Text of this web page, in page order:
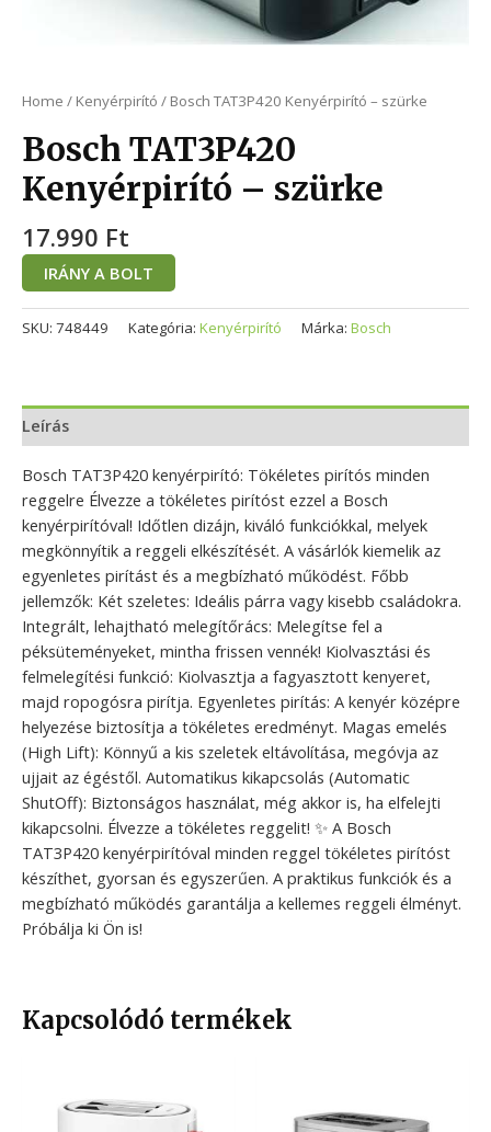
Home / Kenyérpirító / Bosch TAT3P420 Kenyérpirító – szürke
Bosch TAT3P420
Kenyérpirító – szürke
17.990 Ft
IRÁNY A BOLT
SKU: 748449 Kategória: Kenyérpirító Márka: Bosch
Leírás
Bosch TAT3P420 kenyérpirító: Tökéletes pirítós minden
reggelre Élvezze a tökéletes pirítóst ezzel a Bosch
kenyérpirítóval! Időtlen dizájn, kiváló funkciókkal, melyek
megkönnyítik a reggeli elkészítését. A vásárlók kiemelik az
egyenletes pirítást és a megbízható működést. Főbb
jellemzők: Két szeletes: Ideális párra vagy kisebb családokra.
Integrált, lehajtható melegítőrács: Melegítse fel a
péksüteményeket, mintha frissen vennék! Kiolvasztási és
felmelegítési funkció: Kiolvasztja a fagyasztott kenyeret,
majd ropogósra pirítja. Egyenletes pirítás: A kenyér középre
helyezése biztosítja a tökéletes eredményt. Magas emelés
(High Lift): Könnyű a kis szeletek eltávolítása, megóvja az
ujjait az égéstől. Automatikus kikapcsolás (Automatic
ShutOff): Biztonságos használat, még akkor is, ha elfelejti
kikapcsolni. Élvezze a tökéletes reggelit! ✨ A Bosch
TAT3P420 kenyérpirítóval minden reggel tökéletes pirítóst
készíthet, gyorsan és egyszerűen. A praktikus funkciók és a
megbízható működés garantálja a kellemes reggeli élményt.
Próbálja ki Ön is!
Kapcsolódó termékek